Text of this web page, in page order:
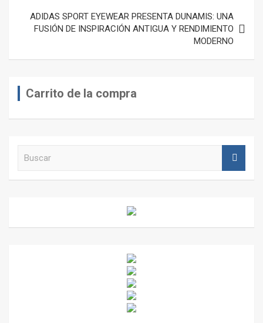
ADIDAS SPORT EYEWEAR PRESENTA DUNAMIS: UNA
FUSIÓN DE INSPIRACIÓN ANTIGUA Y RENDIMIENTO
MODERNO
Carrito de la compra